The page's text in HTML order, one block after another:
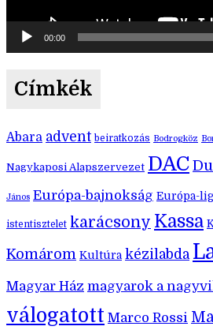
00:00
Címkék
Abara advent beiratkozás Bodrogköz
Nagykaposi Alapszervezet DAC
János Európa-bajnokság Európa-
istentisztelet karácsony Kassa
Komárom Kultúra kézilabda
Magyar Ház magyarok a
válogatott Marco Rossi